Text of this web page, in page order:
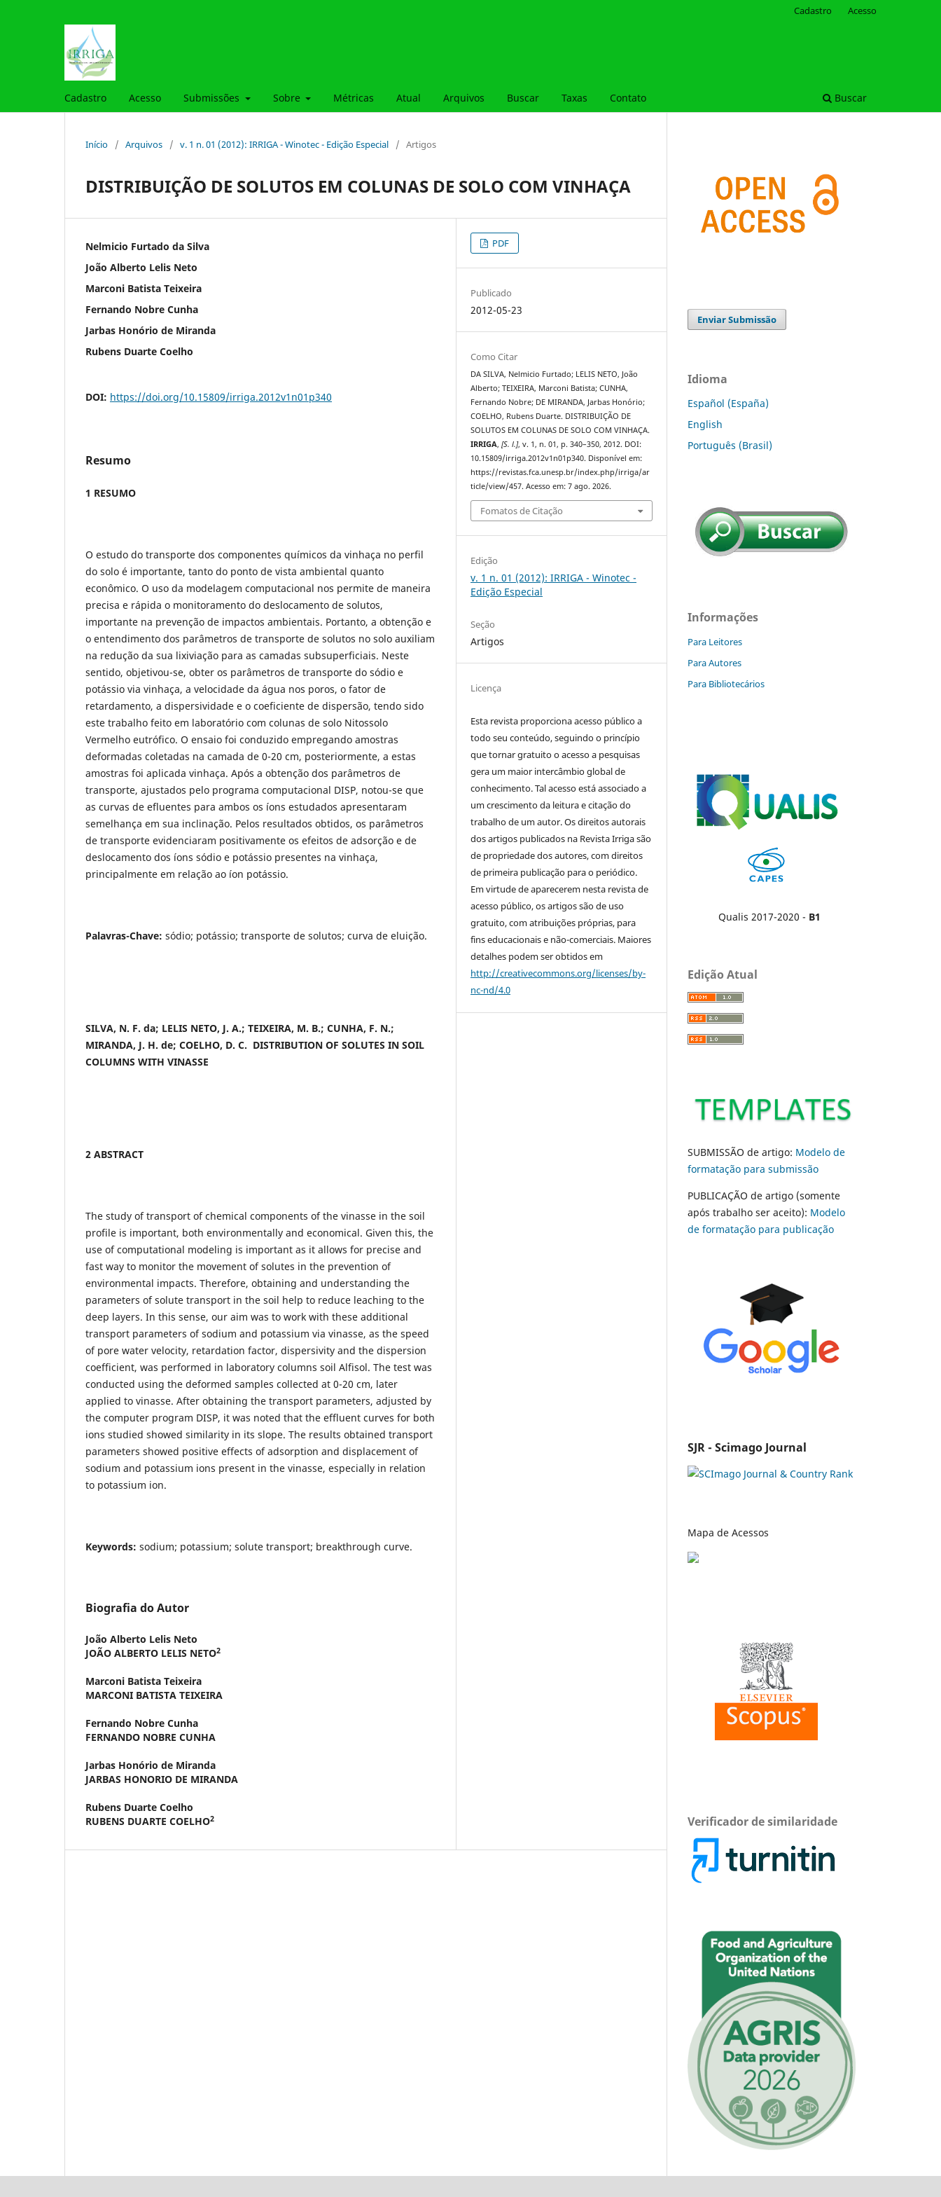
Cadastro Acesso Submissões Sobre Métricas Atual Arquivos Buscar Taxas Contato Buscar
Cadastro Acesso
Início / Arquivos / v. 1 n. 01 (2012): IRRIGA - Winotec - Edição Especial / Artigos
DISTRIBUIÇÃO DE SOLUTOS EM COLUNAS DE SOLO COM VINHAÇA
Nelmicio Furtado da Silva
João Alberto Lelis Neto
Marconi Batista Teixeira
Fernando Nobre Cunha
Jarbas Honório de Miranda
Rubens Duarte Coelho
DOI: https://doi.org/10.15809/irriga.2012v1n01p340
Resumo
1 RESUMO
O estudo do transporte dos componentes químicos da vinhaça no perfil
do solo é importante, tanto do ponto de vista ambiental quanto
econômico. O uso da modelagem computacional nos permite de maneira
precisa e rápida o monitoramento do deslocamento de solutos,
importante na prevenção de impactos ambientais. Portanto, a obtenção e
o entendimento dos parâmetros de transporte de solutos no solo auxiliam
na redução da sua lixiviação para as camadas subsuperficiais. Neste
sentido, objetivou-se, obter os parâmetros de transporte do sódio e
potássio via vinhaça, a velocidade da água nos poros, o fator de
retardamento, a dispersividade e o coeficiente de dispersão, tendo sido
este trabalho feito em laboratório com colunas de solo Nitossolo
Vermelho eutrófico. O ensaio foi conduzido empregando amostras
deformadas coletadas na camada de 0-20 cm, posteriormente, a estas
amostras foi aplicada vinhaça. Após a obtenção dos parâmetros de
transporte, ajustados pelo programa computacional DISP, notou-se que
as curvas de efluentes para ambos os íons estudados apresentaram
semelhança em sua inclinação. Pelos resultados obtidos, os parâmetros
de transporte evidenciaram positivamente os efeitos de adsorção e de
deslocamento dos íons sódio e potássio presentes na vinhaça,
principalmente em relação ao íon potássio.
Palavras-Chave: sódio; potássio; transporte de solutos; curva de eluição.
SILVA, N. F. da; LELIS NETO, J. A.; TEIXEIRA, M. B.; CUNHA, F. N.;
MIRANDA, J. H. de; COELHO, D. C. DISTRIBUTION OF SOLUTES IN SOIL
COLUMNS WITH VINASSE
2 ABSTRACT
The study of transport of chemical components of the vinasse in the soil
profile is important, both environmentally and economical. Given this, the
use of computational modeling is important as it allows for precise and
fast way to monitor the movement of solutes in the prevention of
environmental impacts. Therefore, obtaining and understanding the
parameters of solute transport in the soil help to reduce leaching to the
deep layers. In this sense, our aim was to work with these additional
transport parameters of sodium and potassium via vinasse, as the speed
of pore water velocity, retardation factor, dispersivity and the dispersion
coefficient, was performed in laboratory columns soil Alfisol. The test was
conducted using the deformed samples collected at 0-20 cm, later
applied to vinasse. After obtaining the transport parameters, adjusted by
the computer program DISP, it was noted that the effluent curves for both
ions studied showed similarity in its slope. The results obtained transport
parameters showed positive effects of adsorption and displacement of
sodium and potassium ions present in the vinasse, especially in relation
to potassium ion.
Keywords: sodium; potassium; solute transport; breakthrough curve.
Biografia do Autor
João Alberto Lelis Neto
JOÃO ALBERTO LELIS NETO2
Marconi Batista Teixeira
MARCONI BATISTA TEIXEIRA
Fernando Nobre Cunha
FERNANDO NOBRE CUNHA
Jarbas Honório de Miranda
JARBAS HONORIO DE MIRANDA
Rubens Duarte Coelho
RUBENS DUARTE COELHO2
PDF
Publicado
2012-05-23
Como Citar
DA SILVA, Nelmicio Furtado; LELIS NETO, João
Alberto; TEIXEIRA, Marconi Batista; CUNHA,
Fernando Nobre; DE MIRANDA, Jarbas Honório;
COELHO, Rubens Duarte. DISTRIBUIÇÃO DE
SOLUTOS EM COLUNAS DE SOLO COM VINHAÇA.
IRRIGA,[S. l.], v. 1, n. 01, p. 340–350, 2012. DOI:
10.15809/irriga.2012v1n01p340. Disponível em:
https://revistas.fca.unesp.br/index.php/irriga/ar
ticle/view/457. Acesso em: 7 ago. 2026.
Fomatos de Citação
Edição
v. 1 n. 01 (2012): IRRIGA - Winotec -
Edição Especial
Seção
Artigos
Licença
Esta revista proporciona acesso público a
todo seu conteúdo, seguindo o princípio
que tornar gratuito o acesso a pesquisas
gera um maior intercâmbio global de
conhecimento. Tal acesso está associado a
um crescimento da leitura e citação do
trabalho de um autor. Os direitos autorais
dos artigos publicados na Revista Irriga são
de propriedade dos autores, com direitos
de primeira publicação para o periódico.
Em virtude de aparecerem nesta revista de
acesso público, os artigos são de uso
gratuito, com atribuições próprias, para
fins educacionais e não-comerciais. Maiores
detalhes podem ser obtidos em
http://creativecommons.org/licenses/by-
nc-nd/4.0
Enviar Submissão
Idioma
Español (España)
English
Português (Brasil)
Informações
Para Leitores
Para Autores
Para Bibliotecários
Qualis 2017-2020 - B1
Edição Atual
SUBMISSÃO de artigo: Modelo de
formatação para submissão
PUBLICAÇÃO de artigo (somente
após trabalho ser aceito): Modelo
de formatação para publicação
SJR - Scimago Journal
Mapa de Acessos
Verificador de similaridade